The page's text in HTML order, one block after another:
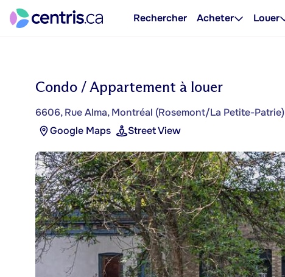
Rechercher Acheter Louer
Condo / Appartement à louer
6606, Rue Alma, Montréal (Rosemont/La Petite-Patrie)
Google Maps
Street View